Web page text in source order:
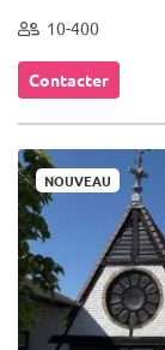
10-400
Contacter
NOUVEAU